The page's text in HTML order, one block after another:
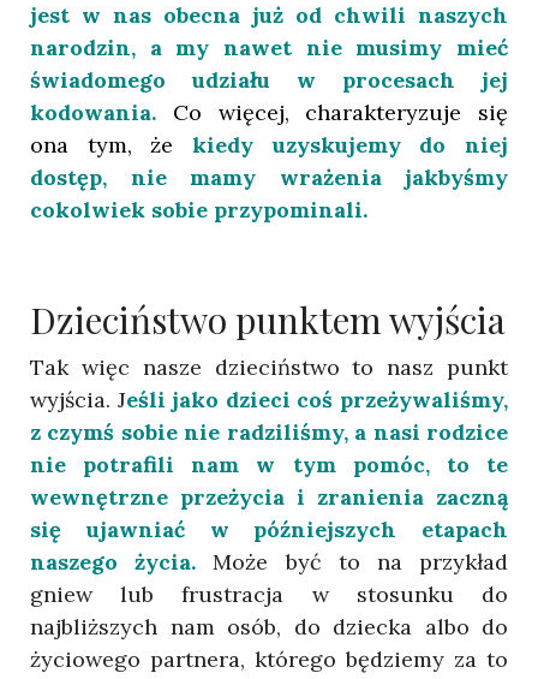
jest w nas obecna już od chwili naszych
narodzin, a my nawet nie musimy mieć
świadomego udziału w procesach jej
kodowania. Co więcej, charakteryzuje się
ona tym, że kiedy uzyskujemy do niej
dostęp, nie mamy wrażenia jakbyśmy
cokolwiek sobie przypominali.
Dzieciństwo punktem wyjścia
Tak więc nasze dzieciństwo to nasz punkt
wyjścia. Jeśli jako dzieci coś przeżywaliśmy,
z czymś sobie nie radziliśmy, a nasi rodzice
nie potrafili nam w tym pomóc, to te
wewnętrzne przeżycia i zranienia zaczną
się ujawniać w późniejszych etapach
naszego życia.
Może być to na przykład
gniew lub frustracja w stosunku do
najbliższych nam osób, do dziecka albo do
życiowego partnera, którego będziemy za to